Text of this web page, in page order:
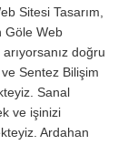
Sitesi Tasarım,
Göle Web
doğru
Sentez Bilişim
Sanal
ve işinizi
Ardahan